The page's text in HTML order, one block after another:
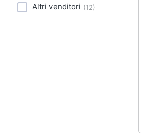
Fotografia
Altri venditori (12)